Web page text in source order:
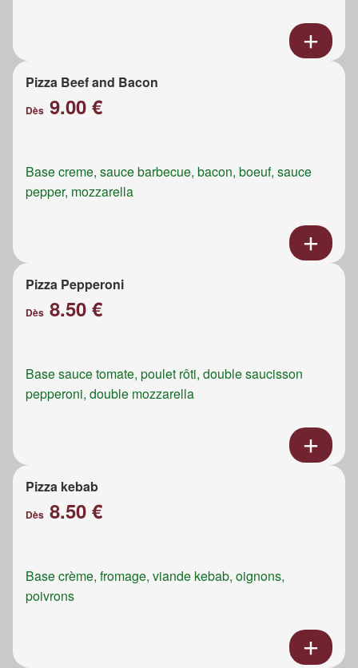
Pizza Beef and Bacon
Dès 9.00 €
Base creme, sauce barbecue, bacon, boeuf, sauce
pepper, mozzarella
Pizza Pepperoni
Dès 8.50 €
Base sauce tomate, poulet rôti, double saucisson
pepperoni, double mozzarella
Pizza kebab
Dès 8.50 €
Base crème, fromage, viande kebab, oignons,
poivrons